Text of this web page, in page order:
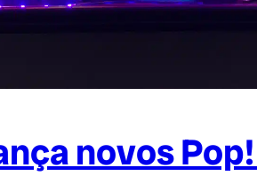
novos